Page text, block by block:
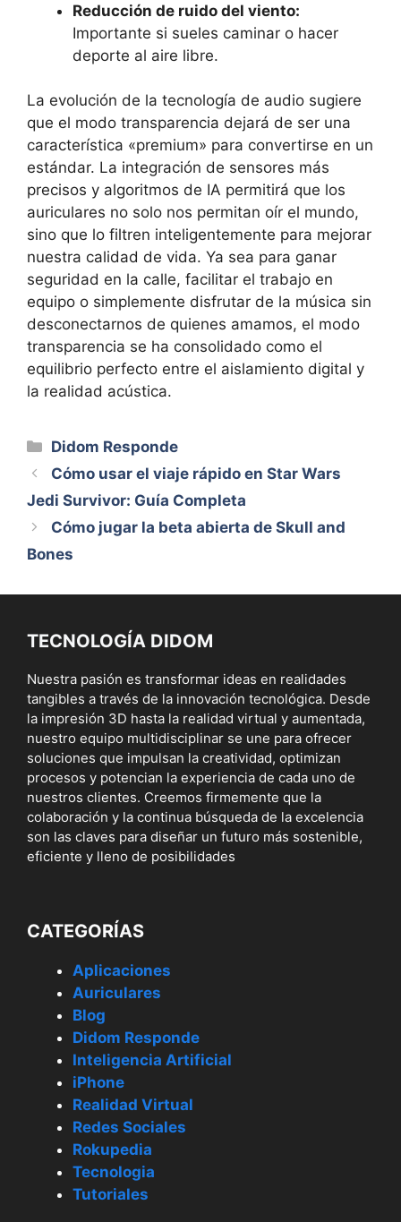
Reducción de ruido del viento:
Importante si sueles caminar o hacer
deporte al aire libre.
La evolución de la tecnología de audio sugiere
que el modo transparencia dejará de ser una
característica «premium» para convertirse en un
estándar. La integración de sensores más
precisos y algoritmos de IA permitirá que los
auriculares no solo nos permitan oír el mundo,
sino que lo filtren inteligentemente para mejorar
nuestra calidad de vida. Ya sea para ganar
seguridad en la calle, facilitar el trabajo en
equipo o simplemente disfrutar de la música sin
desconectarnos de quienes amamos, el modo
transparencia se ha consolidado como el
equilibrio perfecto entre el aislamiento digital y
la realidad acústica.
Categorías
Didom Responde
Cómo usar el viaje rápido en Star Wars
Jedi Survivor: Guía Completa
Cómo jugar la beta abierta de Skull and
Bones
TECNOLOGÍA DIDOM
Nuestra pasión es transformar ideas en realidades
tangibles a través de la innovación tecnológica. Desde
la impresión 3D hasta la realidad virtual y aumentada,
nuestro equipo multidisciplinar se une para ofrecer
soluciones que impulsan la creatividad, optimizan
procesos y potencian la experiencia de cada uno de
nuestros clientes. Creemos firmemente que la
colaboración y la continua búsqueda de la excelencia
son las claves para diseñar un futuro más sostenible,
eficiente y lleno de posibilidades
CATEGORÍAS
Aplicaciones
Auriculares
Blog
Didom Responde
Inteligencia Artificial
iPhone
Realidad Virtual
Redes Sociales
Rokupedia
Tecnologia
Tutoriales